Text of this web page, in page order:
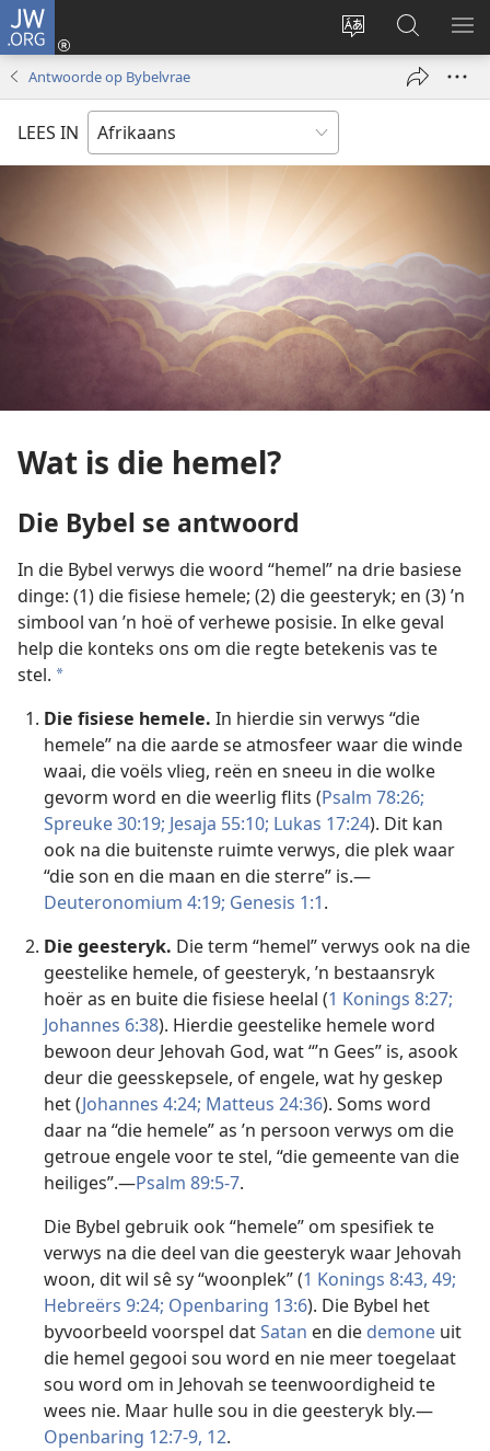
JW.ORG
Verander
Meld
aan
venster
Soek
op
JW.ORG
Antwoorde op Bybelvrae
LEES IN
Wat is die hemel?
Die Bybel se antwoord
In die Bybel verwys die woord “hemel” na drie basiese
dinge: (1) die fisiese hemele; (2) die geesteryk; en (3) ’n
simbool van ’n hoë of verhewe posisie. In elke geval
help die konteks ons om die regte betekenis vas te
stel. a
Die fisiese hemele. In hierdie sin verwys “die
hemele” na die aarde se atmosfeer waar die winde
waai, die voëls vlieg, reën en sneeu in die wolke
gevorm word en die weerlig flits (Psalm 78:26;
Spreuke 30:19; Jesaja 55:10; Lukas 17:24). Dit kan
ook na die buitenste ruimte verwys, die plek waar
“die son en die maan en die sterre” is.—
Deuteronomium 4:19; Genesis 1:1.
Die geesteryk. Die term “hemel” verwys ook na die
geestelike hemele, of geesteryk, ’n bestaansryk
hoër as en buite die fisiese heelal (1 Konings 8:27;
Johannes 6:38). Hierdie geestelike hemele word
bewoon deur Jehovah God, wat “’n Gees” is, asook
deur die geesskepsele, of engele, wat hy geskep
het (Johannes 4:24; Matteus 24:36). Soms word
daar na “die hemele” as ’n persoon verwys om die
getroue engele voor te stel, “die gemeente van die
heiliges”.—Psalm 89:5-7.
Die Bybel gebruik ook “hemele” om spesifiek te
verwys na die deel van die geesteryk waar Jehovah
woon, dit wil sê sy “woonplek” (1 Konings 8:43, 49;
Hebreërs 9:24; Openbaring 13:6). Die Bybel het
byvoorbeeld voorspel datSatan en die demone uit
die hemel gegooi sou word en nie meer toegelaat
sou word om in Jehovah se teenwoordigheid te
wees nie. Maar hulle sou in die geesteryk bly.—
Openbaring 12:7-9, 12.